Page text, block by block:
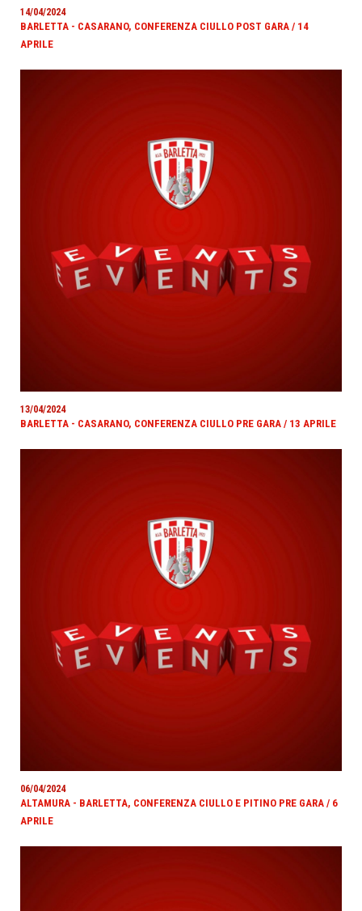
14/04/2024
BARLETTA - CASARANO, CONFERENZA CIULLO POST GARA / 14
APRILE
13/04/2024
BARLETTA - CASARANO, CONFERENZA CIULLO PRE GARA / 13 APRILE
06/04/2024
ALTAMURA - BARLETTA, CONFERENZA CIULLO E PITINO PRE GARA / 6
APRILE